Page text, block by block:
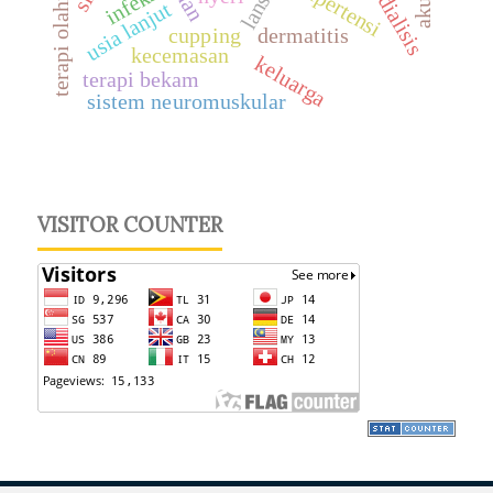
cupping
usia lanjutkecemasan
dermatitis
terapi olahraga terapi bekam
sistem neuromuskularkeluarga
VISITOR COUNTER